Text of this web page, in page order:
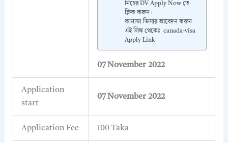
নিচের DV Apply Now তে
ক্লিক করুন।
কানাডা ভিসার আবেদন করুন
এই লিঙ্ক থেকেঃ canada-visa
Apply Link
07 November2022
Application
start
07 November2022
Application Fee 100 Taka